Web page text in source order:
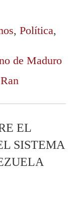
, Política,
de Maduro
EL
SISTEMA